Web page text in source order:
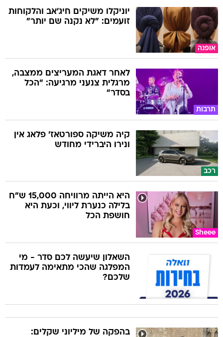
אופנה
יוניקלו משיקים חיג'אב והלקוחות
זועמים: "לא נקנה שם יותר"
תרבות
לאחר דאגת המעריצים ממצבה,
מרגלית צנעני מרגיעה: "הכל
בסדר"
רכב
קיה משיקה ספורטאז' פלאג אין
ונירו היברידי מחודש
Sheee
היא הייתה מרוויחה 15,000 ש"ח
בלילה כנערת ליווי, וכעת היא
חושפת הכל
השאלון שיעשה לכם סדר - מי
המפלגה שהכי מתאימה לעמדות
שלכם?
בהפקה של מיליוני שקלים: